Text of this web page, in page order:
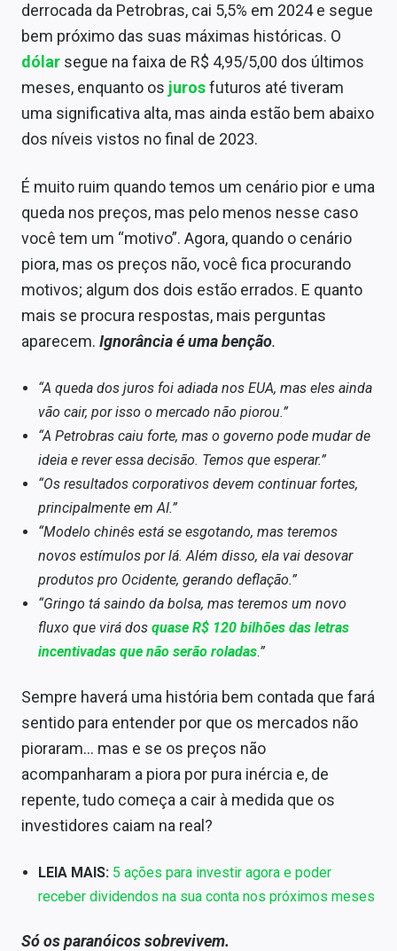
derrocada da Petrobras, cai 5,5% em 2024 e segue
bem próximo das suas máximas históricas. O
dólar segue na faixa de R$ 4,95/5,00 dos últimos
meses, enquanto os jurosfuturos até tiveram
uma significativa alta, mas ainda estão bem abaixo
dos níveis vistos no final de 2023.
É muito ruim quando temos um cenário pior e uma
queda nos preços, mas pelo menos nesse caso
você tem um “motivo”. Agora, quando o cenário
piora, mas os preços não, você fica procurando
motivos; algum dos dois estão errados. E quanto
mais se procura respostas, mais perguntas
aparecem. Ignorância é uma benção.
“A queda dos juros foi adiada nos EUA, mas eles ainda
vão cair, por isso o mercado não piorou.”
“A Petrobras caiu forte, mas o governo pode mudar de
ideia e rever essa decisão. Temos que esperar.”
“Os resultados corporativos devem continuar fortes,
principalmente em AI.”
“Modelo chinês está se esgotando, mas teremos
novos estímulos por lá. Além disso, ela vai desovar
produtos pro Ocidente, gerando deflação.”
“Gringo tá saindo da bolsa, mas teremos um novo
fluxo que virá dosquase R$ 120 bilhões das letras
incentivadas que não serão roladas.”
Sempre haverá uma história bem contada que fará
sentido para entender por que os mercados não
pioraram… mas e se os preços não
acompanharam a piora por pura inércia e, de
repente, tudo começa a cair à medida que os
investidores caiam na real?
LEIA MAIS: 5 ações para investir agora e poder
receber dividendos na sua conta nos próximos meses
Só os paranóicos sobrevivem.